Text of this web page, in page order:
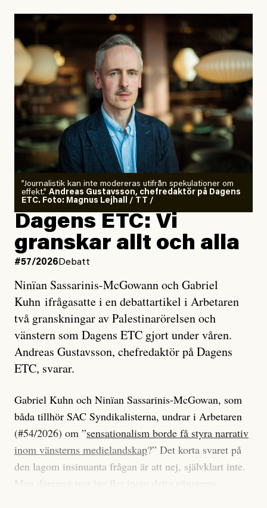
”Journalistik kan inte modereras utifrån spekulationer om
effekt.” Andreas Gustavsson, chefredaktör på Dagens
ETC. Foto: Magnus Lejhall / TT /
Dagens ETC: Vi
granskar allt och alla
#57/2026 Debatt
Ninïan Sassarinis-McGowann och Gabriel
Kuhn ifrågasatte i en debattartikel i Arbetaren
två granskningar av Palestinarörelsen och
vänstern som Dagens ETC gjort under våren.
Andreas Gustavsson, chefredaktör på Dagens
ETC, svarar.
Gabriel Kuhn och Ninïan Sassarinis-McGowan, som
båda tillhör SAC Syndikalisterna, undrar i Arbetaren
(#54/2026) om ”sensationalism borde få styra narrativ
inom vänsterns medielandskap?” Det korta svaret på
den lagom insinuanta frågan är att nej, självklart inte.
Men däremot tror jag fler inom detta vänsterns